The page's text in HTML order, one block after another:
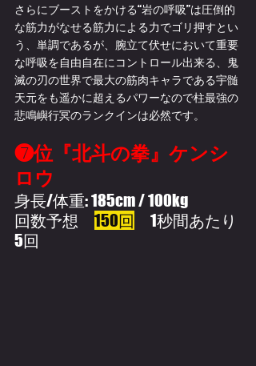
さらにブーストをかける“岩の呼吸”は圧倒的
な筋力がなせる筋力による力でゴリ押すとい
う、単調であるが、腕立て伏せにおいて重要
な呼吸を自由自在にコントロール出来る、鬼
滅の刃の世界で最大の筋肉キャラである宇髄
天元をも遥かに超えるパワーなので柱最強の
悲鳴嶼行冥のランクインは必然です。
❼位『北斗の拳』ケンシ
ロウ
身長/体重: 185cm / 100kg
回数予想 150回 1秒間あたり
5回